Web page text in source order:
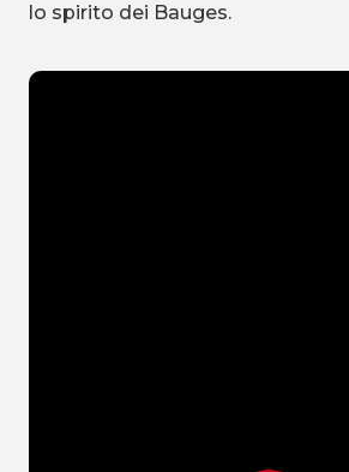
lo spirito dei Bauges.